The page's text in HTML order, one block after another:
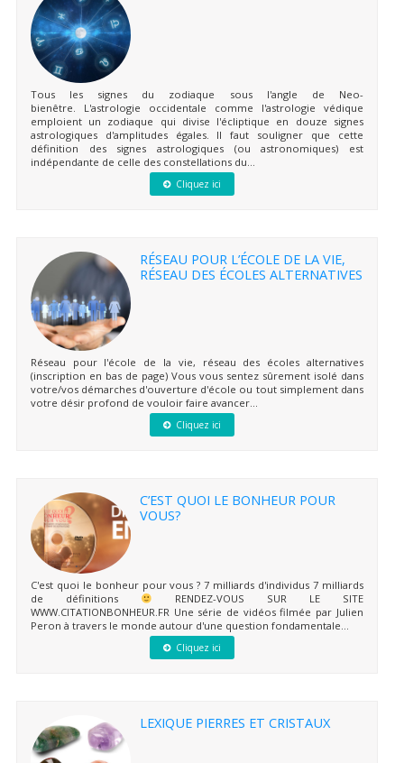
Tous les signes du zodiaque sous l'angle de Neo-
bienêtre. L'astrologie occidentale comme l'astrologie védique
emploient un zodiaque qui divise l'écliptique en douze signes
astrologiques d'amplitudes égales. Il faut souligner que cette
définition des signes astrologiques (ou astronomiques) est
indépendante de celle des constellations du...
Cliquez ici
RÉSEAU POUR L’ÉCOLE DE LA VIE,
RÉSEAU DES ÉCOLES ALTERNATIVES
Réseau pour l'école de la vie, réseau des écoles alternatives
(inscription en bas de page) Vous vous sentez sûrement isolé dans
votre/vos démarches d'ouverture d'école ou tout simplement dans
votre désir profond de vouloir faire avancer...
Cliquez ici
C’EST QUOI LE BONHEUR POUR
VOUS?
C'est quoi le bonheur pour vous ? 7 milliards d'individus 7 milliards
de définitions
RENDEZ-VOUS SUR LE SITE
WWW.CITATIONBONHEUR.FR Une série de vidéos filmée par Julien
Peron à travers le monde autour d'une question fondamentale...
Cliquez ici
LEXIQUE PIERRES ET CRISTAUX